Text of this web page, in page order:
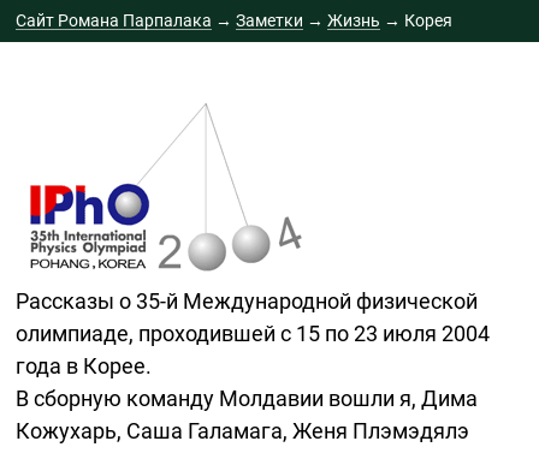
Сайт Романа Парпалака →Заметки →Жизнь → Корея
Рассказы о 35-й Международной физической
олимпиаде, проходившей с 15 по 23 июля 2004
года в Корее.
В сборную команду Молдавии вошли я, Дима
Кожухарь, Саша Галамага, Женя Плэмэдялэ